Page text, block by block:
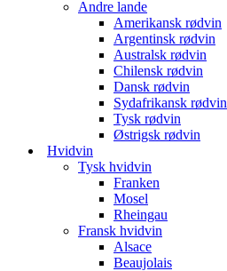
Andre lande
Amerikansk rødvin
Argentinsk rødvin
Australsk rødvin
Chilensk rødvin
Dansk rødvin
Sydafrikansk rødvin
Tysk rødvin
Østrigsk rødvin
Hvidvin
Tysk hvidvin
Franken
Mosel
Rheingau
Fransk hvidvin
Alsace
Beaujolais